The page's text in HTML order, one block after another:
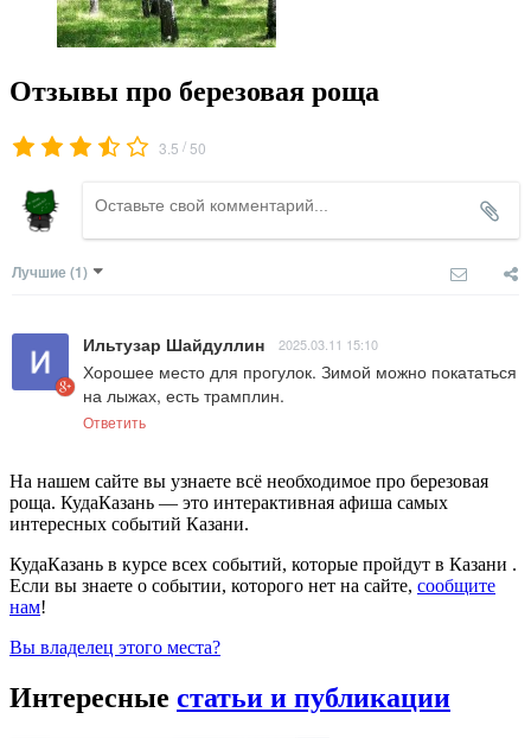
Отзывы про березовая роща
3.5 / 50
Лучшие (1)
Ильтузар Шайдуллин 2025.03.11 15:10
Хорошее место для прогулок. Зимой можно покататься
на лыжах, есть трамплин.
Ответить
На нашем сайте вы узнаете всё необходимое про березовая
роща. КудаКазань — это интерактивная афиша самых
интересных событий Казани.
КудаКазань в курсе всех событий, которые пройдут в Казани .
Если вы знаете о событии, которого нет на сайте, сообщите
нам!
Вы владелец этого места?
Интересные статьи и публикации